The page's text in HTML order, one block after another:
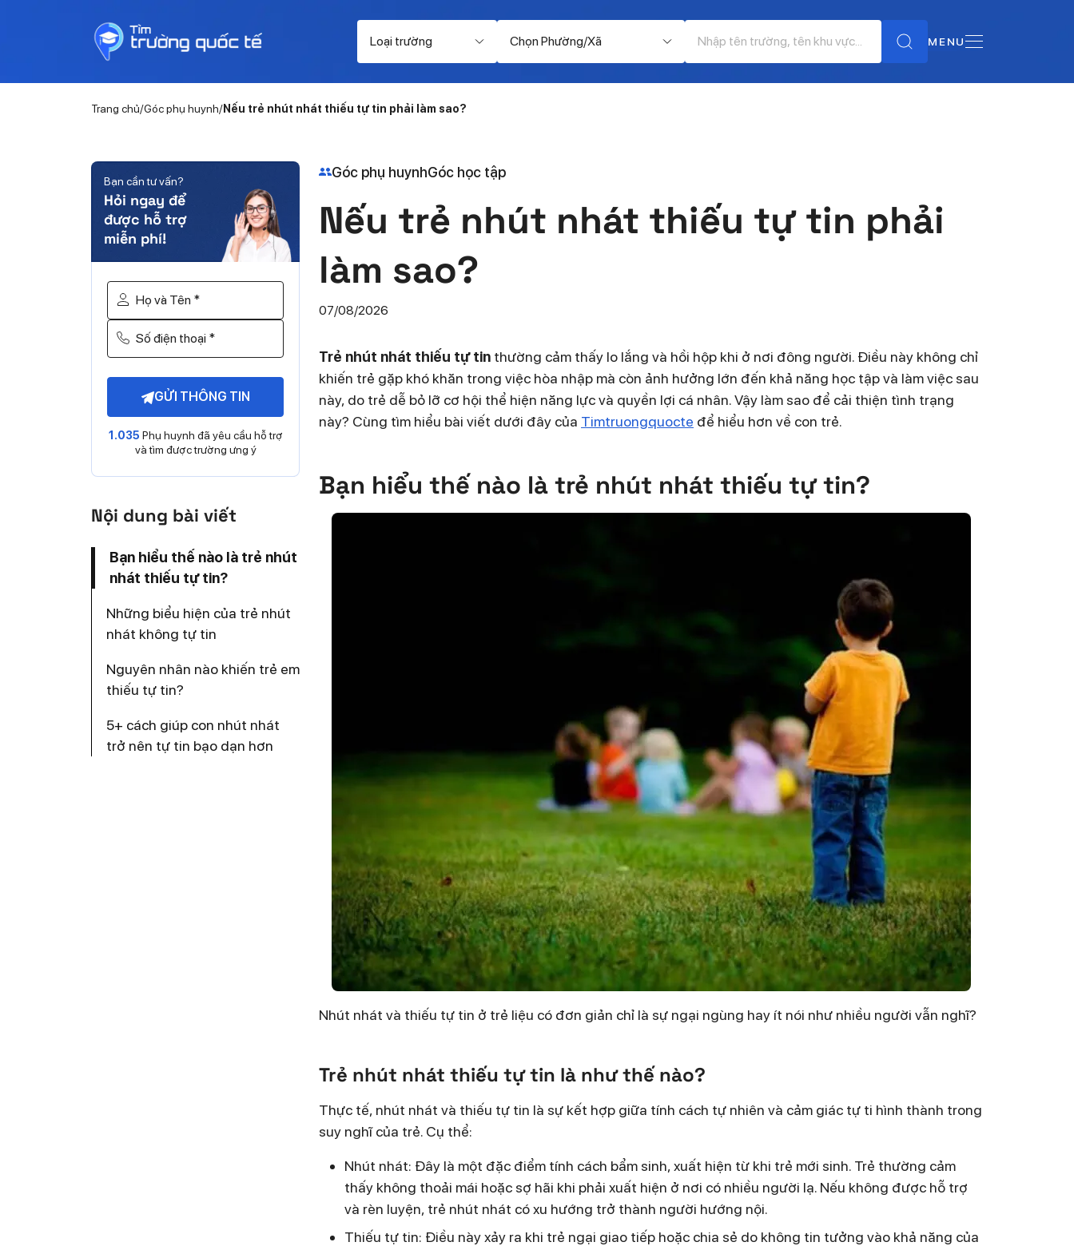
Loại trường Chọn Phường/Xã MENU
Trang chủ Góc phụ huynh Nếu trẻ nhút nhát thiếu tự tin phải làm sao?
Bạn cần tư vấn?
Hỏi ngay để
được hỗ trợ
miễn phí!
Họ và Tên *
Số điện thoại *
GỬI THÔNG TIN
1.035 Phụ huynh đã yêu cầu hỗ trợ
và tìm được trường ưng ý
Nội dung bài viết
Bạn hiểu thế nào là trẻ nhút
nhát thiếu tự tin?
Những biểu hiện của trẻ nhút
nhát không tự tin
Nguyên nhân nào khiến trẻ em
thiếu tự tin?
5+ cách giúp con nhút nhát
trở nên tự tin bạo dạn hơn
Góc phụ huynhGóc học tập
Nếu trẻ nhút nhát thiếu tự tin phải
làm sao?
07/08/2026
Trẻ nhút nhát thiếu tự tin thường cảm thấy lo lắng và hồi hộp khi ở nơi đông người. Điều này không chỉ
khiến trẻ gặp khó khăn trong việc hòa nhập mà còn ảnh hưởng lớn đến khả năng học tập và làm việc sau
này, do trẻ dễ bỏ lỡ cơ hội thể hiện năng lực và quyền lợi cá nhân. Vậy làm sao để cải thiện tình trạng
này? Cùng tìm hiểu bài viết dưới đây của Timtruongquocte để hiểu hơn về con trẻ.
Bạn hiểu thế nào là trẻ nhút nhát thiếu tự tin?
Nhút nhát và thiếu tự tin ở trẻ liệu có đơn giản chỉ là sự ngại ngùng hay ít nói như nhiều người vẫn nghĩ?
Trẻ nhút nhát thiếu tự tin là như thế nào?
Thực tế, nhút nhát và thiếu tự tin là sự kết hợp giữa tính cách tự nhiên và cảm giác tự ti hình thành trong
suy nghĩ của trẻ. Cụ thể:
Nhút nhát: Đây là một đặc điểm tính cách bẩm sinh, xuất hiện từ khi trẻ mới sinh. Trẻ thường cảm
thấy không thoải mái hoặc sợ hãi khi phải xuất hiện ở nơi có nhiều người lạ. Nếu không được hỗ trợ
và rèn luyện, trẻ nhút nhát có xu hướng trở thành người hướng nội.
Thiếu tự tin: Điều này xảy ra khi trẻ ngại giao tiếp hoặc chia sẻ do không tin tưởng vào khả năng của